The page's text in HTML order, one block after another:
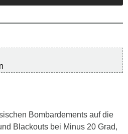
Bombardements auf die
Blackouts bei Minus 20 Grad,